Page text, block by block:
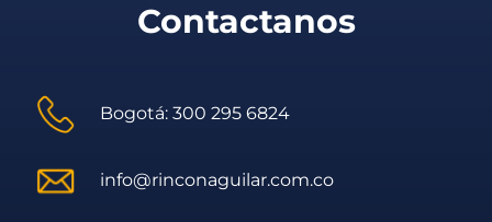
Contactanos
Bogotá: 300 295 6824
info@rinconaguilar.com.co